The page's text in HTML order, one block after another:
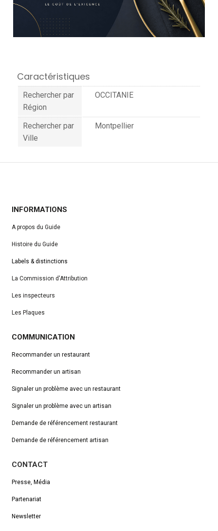
Caractéristiques
Rechercher par
Région
OCCITANIE
Rechercher par
Ville
Montpellier
INFORMATIONS
A propos du Guide
Histoire du Guide
Labels & distinctions
La Commission d'Attribution
Les inspecteurs
Les Plaques
COMMUNICATION
Recommander un restaurant
Recommander un artisan
Signaler un problème avec un restaurant
Signaler un problème avec un artisan
Demande de référencement restaurant
Demande de référencement artisan
CONTACT
Presse, Média
Partenariat
Newsletter